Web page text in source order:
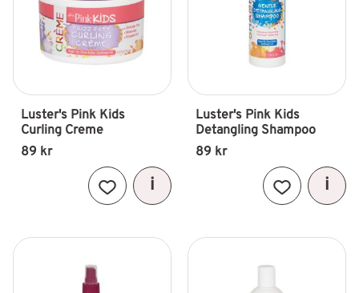
Luster's Pink Kids
Curling Creme
89 kr
Lägg till i favoriter
Luster's Pink Kids
Detangling Shampoo
89 kr
Lägg till i